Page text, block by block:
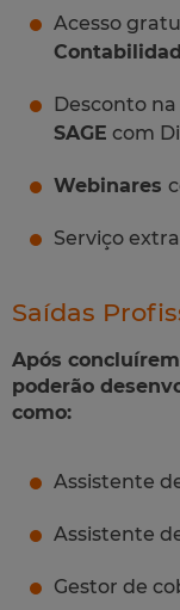
Acesso
Desconto
SAGE com
Webinares
Serviço
Saídas
Após
poderão
como:
Assistente
Assistente
Gestor de